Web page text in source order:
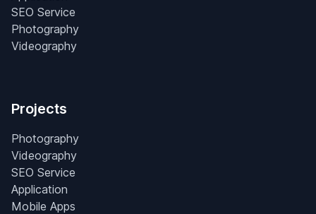
SEO Service
Photography
Videography
Projects
Photography
Videography
SEO Service
Application
Mobile Apps